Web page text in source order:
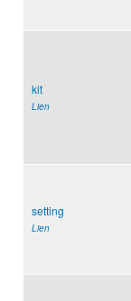
kit
Lien
setting
Lien